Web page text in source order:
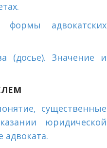
адвокатских
(досье). Значение и
существенные
юридической